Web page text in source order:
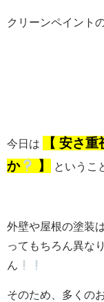
クリーンペイント
今日は
【 安さ
か
】 というこ
外壁や屋根の塗装
ってもちろん異な
ん
そのため、多くの